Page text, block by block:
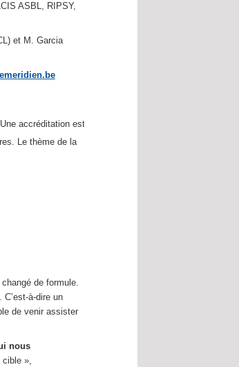
ASBL, RIPSY,
et M. Garcia
accréditation est demandée.
Le thème de la
de formule.
à-dire un
de venir assister
nous
cible »,